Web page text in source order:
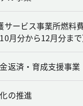
サービス事業所燃料
月分から12月分まで
返済・育成支援事業
の推進